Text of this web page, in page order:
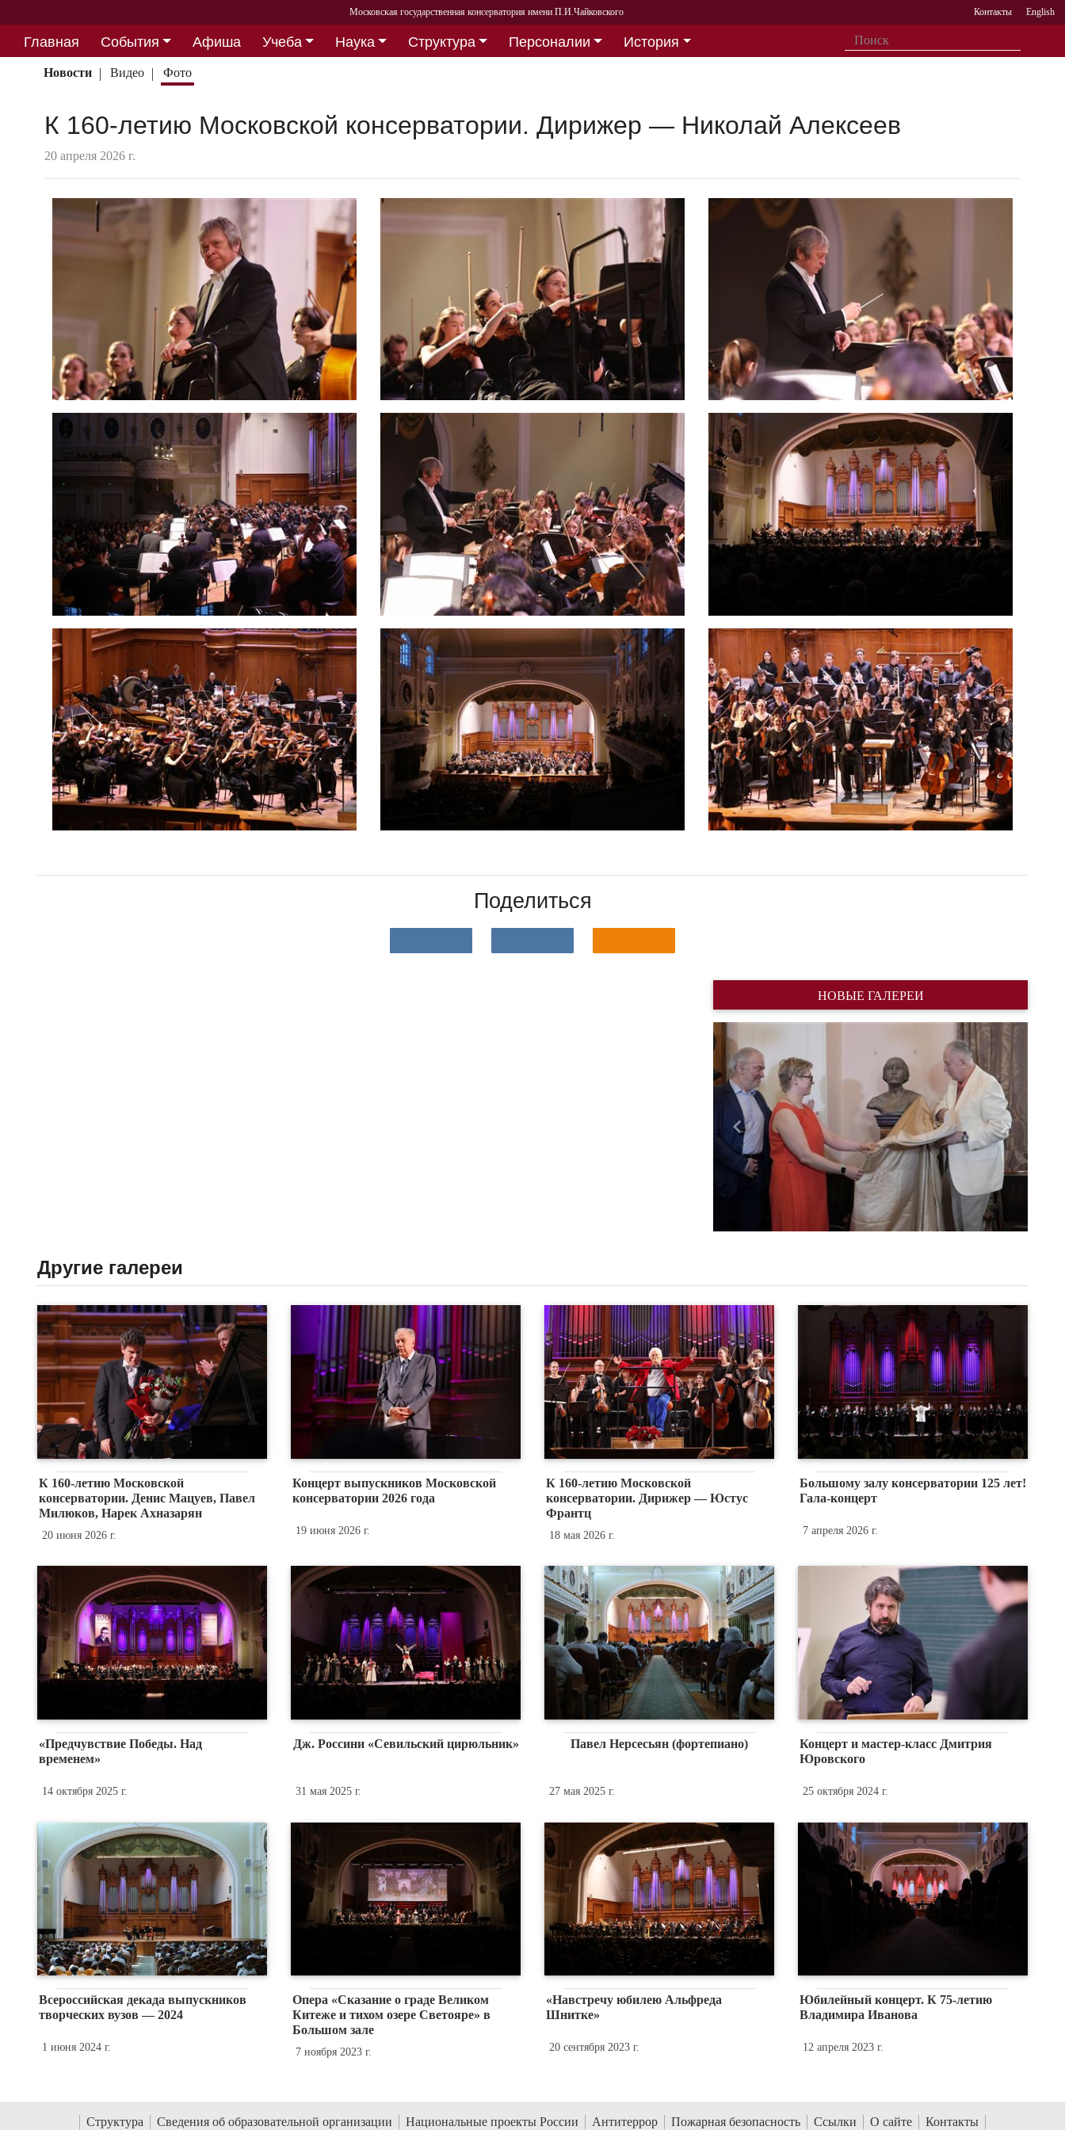
Московская государственная консерватория имени П.И.Чайковского Контакты English
Главная События Афиша Учеба Наука Структура Персоналии
История
Партнерство
Новости Видео Фото
К 160-летию Московской консерватории. Дирижер — Николай Алексеев
20 апреля 2026 г.
Поделиться
НОВЫЕ ГАЛЕРЕИ
Назад Вперед
Другие галереи
К 160-летию Московской
консерватории. Денис Мацуев, Павел
Милюков, Нарек Ахназарян
20 июня 2026 г.
Концерт выпускников Московской
консерватории 2026 года
19 июня 2026 г.
К 160-летию Московской
консерватории. Дирижер — Юстус
Франтц
18 мая 2026 г.
Большому залу консерватории 125 лет!
Гала-концерт
7 апреля 2026 г.
«Предчувствие Победы. Над
временем»
14 октября 2025 г.
Дж. Россини «Севильский цирюльник»
31 мая 2025 г.
Павел Нерсесьян (фортепиано)
27 мая 2025 г.
Концерт и мастер-класс Дмитрия
Юровского
25 октября 2024 г.
Всероссийская декада выпускников
творческих вузов — 2024
1 июня 2024 г.
Опера «Сказание о граде Великом
Китеже и тихом озере Светояре» в
Большом зале
7 ноября 2023 г.
«Навстречу юбилею Альфреда
Шнитке»
20 сентября 2023 г.
Юбилейный концерт. К 75-летию
Владимира Иванова
12 апреля 2023 г.
Структура Сведения об образовательной организации Национальные проекты России Антитеррор Пожарная безопасность Ссылки О сайте Контакты